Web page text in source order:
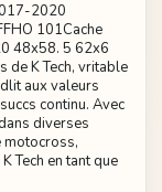
2020
101Cache
48x58. 5 62x6
de K Tech, vritable
aux valeurs
continu. Avec
diverses
motocross,
Tech en tant que